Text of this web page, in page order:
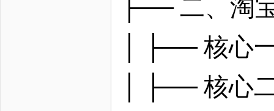
├── 二、淘
│ ├── 核心
│ ├── 核心